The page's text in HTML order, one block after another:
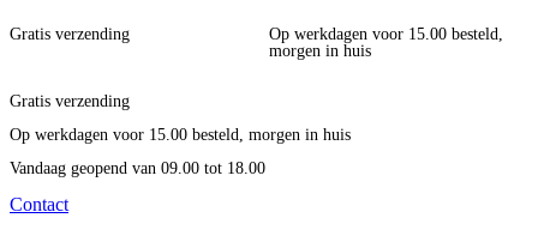
Gratis verzending
Op werkdagen voor 15.00 besteld,
morgen in huis
Gratis verzending
Op werkdagen voor 15.00 besteld, morgen in huis
Vandaag geopend van 09.00 tot 18.00
Contact